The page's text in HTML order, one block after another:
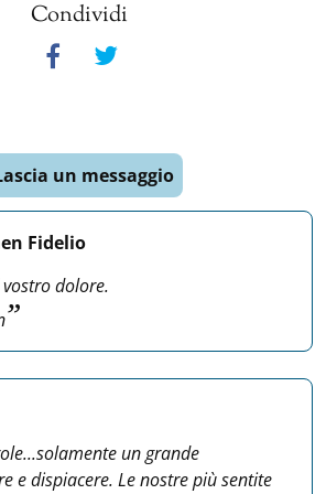
Condividi
un messaggio
Fidelio
dolore.
un grande
e dispiacere. Le nostre più sentite